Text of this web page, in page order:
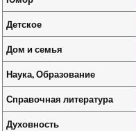
Детское
Дом и семья
Наука, Образование
Справочная литература
Духовность